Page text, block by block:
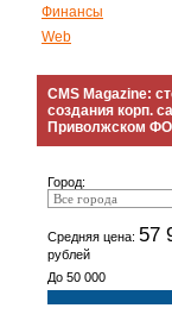
Финансы
Web
CMS Magazine:
создания корп.
Приволжском ФО
Город:
Средняя цена: 57
рублей
До 50 000